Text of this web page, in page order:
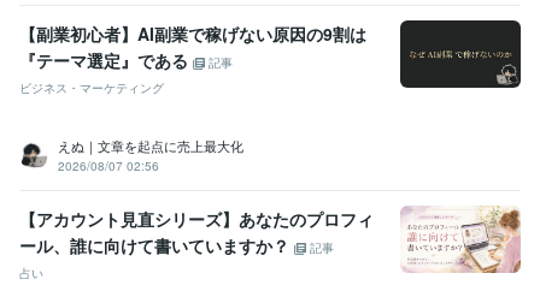
【副業初心者】AI副業で稼げない原因の9割は
『テーマ選定』である
記事
ビジネス・マーケティング
えぬ｜文章を起点に売上最大化
2026/08/07 02:56
【アカウント見直シリーズ】あなたのプロフィ
ール、誰に向けて書いていますか？
記事
占い